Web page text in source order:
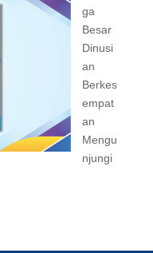
ga
Besar
Dinusi
an
Berkes
empat
an
Mengu
njungi